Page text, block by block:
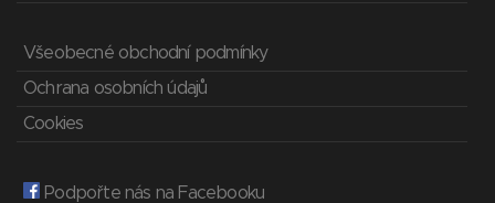
Všeobecné obchodní podmínky
Ochrana osobních údajů
Cookies
Podpořte nás na Facebooku